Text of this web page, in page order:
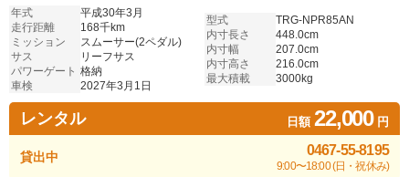
年式
平成30年3月
走行距離
168千km
ミッション
スムーサー(2ペダル)
サス
リーフサス
パワーゲート 格納
車検
2027年3月1日
型式
TRG-NPR85AN
内寸長さ
448.0cm
内寸幅
207.0cm
内寸高さ
216.0cm
最大積載
3000kg
レンタル 日額22,000円
貸出中 0467-55-8195
9:00〜18:00 (日・祝休み)